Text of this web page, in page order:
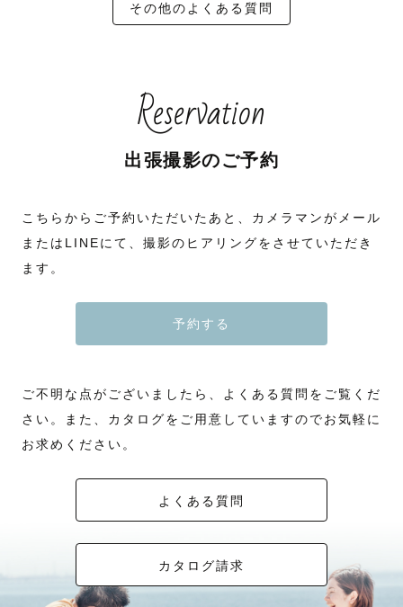
その他のよくある質問
Reservation
出張撮影のご予約
こちらからご予約いただいたあと、カメラマンがメール
またはLINEにて、撮影のヒアリングをさせていただき
ます。
予約する
ご不明な点がございましたら、よくある質問をご覧くだ
さい。また、カタログをご用意していますのでお気軽に
お求めください。
よくある質問
カタログ請求